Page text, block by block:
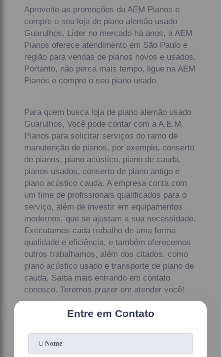
Aproveite as promoções da AEM Pianos e
compre o seu loja de piano alemão usado
Guarulhos. Líder no mercado há anos, a AEM
Pianos oferece atendimento em São Paulo e
região para vendas de pianos novos e usados.
Portanto, não perca mais tempo, ligue na AEM
Pianos e compre o seu piano usado.
Para quem busca loja de piano alemão usado
Guarulhos, Você pode contar com a A.E.M.
Pianos para solicitar serviços do ramo de
manutenção de pianos, por exemplo, conserto
de pianos, piano acústico, piano de cauda,
pianos usados, conserto de piano antigo e
piano acústico cauda. A empresa conta com
um time de profissionais qualificados para o
serviço, além de investir em equipamentos
modernos, que se ajustam a sua necessidade.
Executamos cada trabalho de uma forma
qualidade e eficiência, e também oferecemos
outros trabalhamos, além dos citados, como
piano acústico usado e transporte de piano de
cauda. Saiba mais entrando em contato
conosco. Teremos prazer em atender você!
Entre em Contato